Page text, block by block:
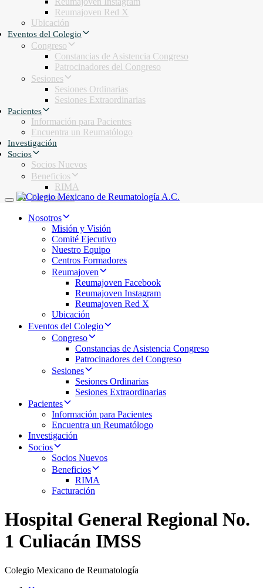
Reumajoven Red X
Ubicación
Eventos del Colegio
Congreso
Constancias de Asistencia Congreso
Patrocinadores del Congreso
Sesiones
Sesiones Ordinarias
Sesiones Extraordinarias
Pacientes
Información para Pacientes
Encuentra un Reumatólogo
Investigación
Socios
Socios Nuevos
Beneficios
RIMA
Facturación
Toggle navigation
Nosotros
Misión y Visión
Comité Ejecutivo
Nuestro Equipo
Centros Formadores
Reumajoven
Reumajoven Facebook
Reumajoven Instagram
Reumajoven Red X
Ubicación
Eventos del Colegio
Congreso
Constancias de Asistencia Congreso
Patrocinadores del Congreso
Sesiones
Sesiones Ordinarias
Sesiones Extraordinarias
Pacientes
Información para Pacientes
Encuentra un Reumatólogo
Investigación
Socios
Socios Nuevos
Beneficios
RIMA
Facturación
Hospital General Regional No.
1 Culiacán IMSS
Colegio Mexicano de Reumatología